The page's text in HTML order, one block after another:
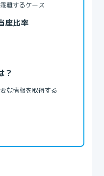
離するケース
座比率
？
な情報を取得する